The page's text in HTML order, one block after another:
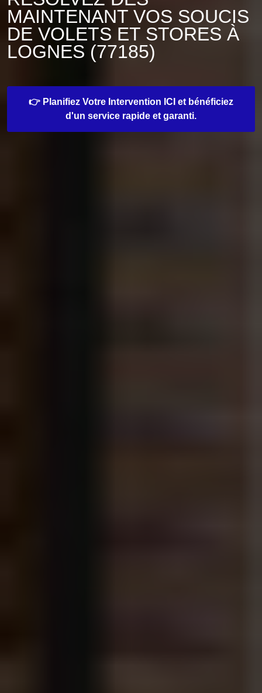
MAINTENANT VOS SOUCIS
DE VOLETS ET STORES À
LOGNES (77185)
👉 Planifiez Votre Intervention ICI et bénéficiez
d'un service rapide et garanti.